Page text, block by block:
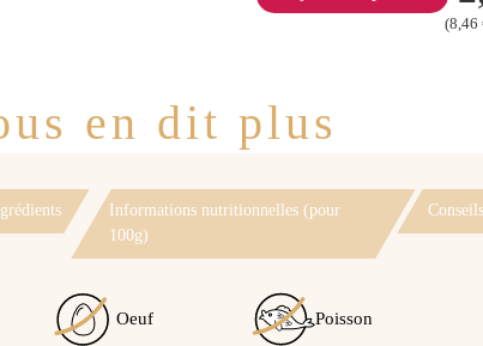
(8,46
en dit plus
Informations nutritionnelles (pour
100g)
Conseils
Oeuf Poisson